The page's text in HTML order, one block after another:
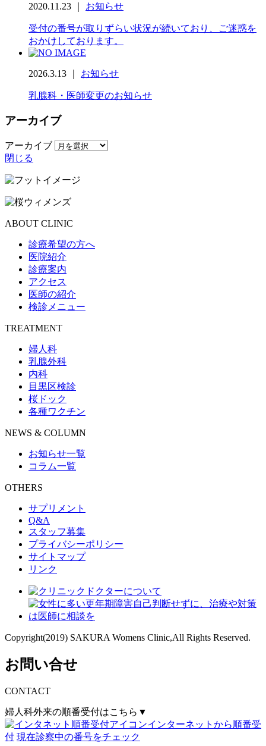
2020.11.23 ｜ お知らせ
受付の番号が取りずらい状況が続いており、ご迷惑を
おかけしております。
2026.3.13 ｜ お知らせ
乳腺科・医師変更のお知らせ
アーカイブ
アーカイブ
閉じる
ABOUT CLINIC
診療希望の方へ
医院紹介
診療案内
アクセス
医師の紹介
検診メニュー
TREATMENT
婦人科
乳腺外科
内科
目黒区検診
桜ドック
各種ワクチン
NEWS & COLUMN
お知らせ一覧
コラム一覧
OTHERS
サプリメント
Q&A
スタッフ募集
プライバシーポリシー
サイトマップ
リンク
Copyright(2019) SAKURA Womens Clinic,All Rights Reserved.
お問い合せ
CONTACT
婦人科外来の順番受付はこちら▼
インターネットから順番受
付 現在診察中の番号をチェック